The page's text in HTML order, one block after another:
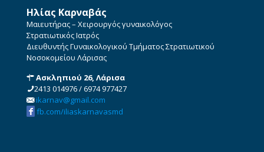
Ηλίας Καρναβάς
Μαιευτήρας – Χειρουργός γυναικολόγος
Στρατιωτικός Ιατρός
Διευθυντής Γυναικολογικού Τμήματος Στρατιωτικού
Νοσοκομείου Λάρισας
Ασκληπιού 26, Λάρισα
2413 014976/6974 977427
ikarnav@gmail.com
fb.com/iliaskarnavasmd